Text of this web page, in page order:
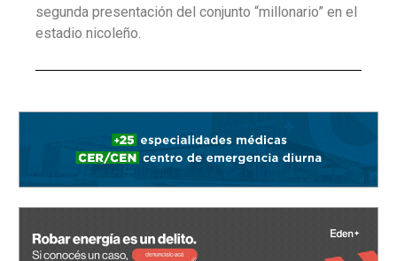
segunda presentación del conjunto “millonario” en el
estadio nicoleño.